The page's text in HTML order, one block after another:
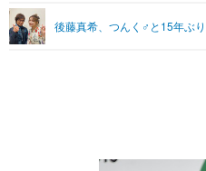
ショッピング
後藤真希、つんく♂と15年ぶり